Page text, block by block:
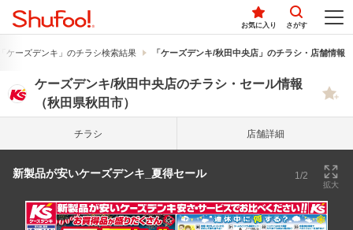
お気に入り さがす
ケーズデンキ」のチラシ検索結果 「ケーズデンキ/秋田中央店」のチラシ・店舗情報
ケーズデンキ/秋田中央店のチラシ・セール情報
（秋田県秋田市）
チラシ 店舗詳細
新製品が安いケーズデンキ_夏得セール 1/2
拡大